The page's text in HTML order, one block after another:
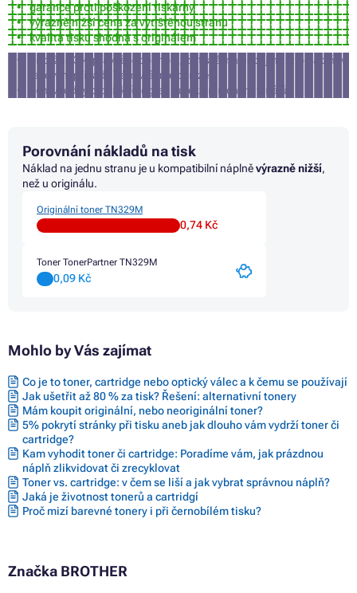
garance proti poškození tiskárny
výrazně nižší cena za vytištěnou stranu
kvalita tisku shodná s originálem
přibližně 3% pravděpodobnost, že tiskárna nepříjme tuto náplň (v
takovém případě Vám vrátíme peníze)
není vhodný pro tisk fotografií a reklamních materiálů
Porovnání nákladů na tisk
Náklad na jednu stranu je u kompatibilní náplněvýrazně nižší,
než u originálu.
Originální toner TN329M
0,74 Kč
Toner TonerPartner TN329M
0,09 Kč
Mohlo by Vás zajímat
Co je to toner, cartridge nebo optický válec a k čemu se používají
Jak ušetřit až 80 % za tisk? Řešení: alternativní tonery
Mám koupit originální, nebo neoriginální toner?
5% pokrytí stránky při tisku aneb jak dlouho vám vydrží toner či
cartridge?
Kam vyhodit toner či cartridge: Poradíme vám, jak prázdnou
náplň zlikvidovat či zrecyklovat
Toner vs. cartridge: v čem se liší a jak vybrat správnou náplň?
Jaká je životnost tonerů a cartridgí
Proč mizí barevné tonery i při černobílém tisku?
Značka BROTHER